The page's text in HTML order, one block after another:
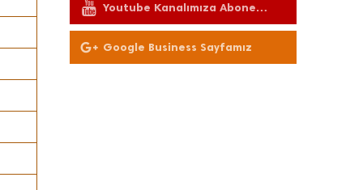
Youtube Kanalımıza Abone
Olun
Google Business Sayfamız